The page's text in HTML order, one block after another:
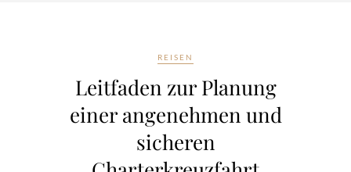
REISEN
Leitfaden zur Planung
einer angenehmen und
sicheren